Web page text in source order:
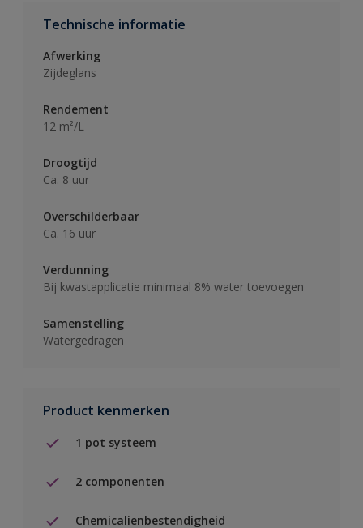
Technische informatie
Afwerking
Zijdeglans
Rendement
12 m²/L
Droogtijd
Ca. 8 uur
Overschilderbaar
Ca. 16 uur
Verdunning
Bij kwastapplicatie minimaal 8% water toevoegen
Samenstelling
Watergedragen
Product kenmerken
1 pot systeem
2 componenten
Chemicalienbestendigheid